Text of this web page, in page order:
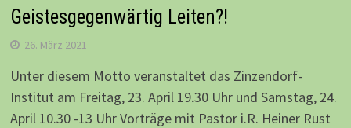
Geistesgegenwärtig Leiten?!
26. März 2021
Unter diesem Motto veranstaltet das Zinzendorf-
Institut am Freitag, 23. April 19.30 Uhr und Samstag, 24.
April 10.30 -13 Uhr Vorträge mit Pastor i.R. Heiner Rust